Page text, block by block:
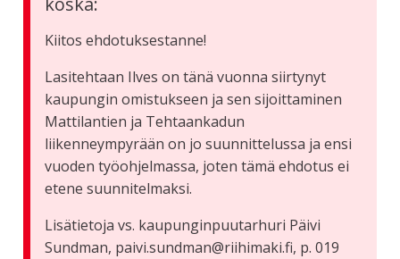
Kiitos ehdotuksestanne!
Lasitehtaan Ilves on tänä vuonna siirtynyt
kaupungin omistukseen ja sen sijoittaminen
Mattilantien ja Tehtaankadun
liikenneympyrään on jo suunnittelussa ja ensi
vuoden työohjelmassa, joten tämä ehdotus ei
etene suunnitelmaksi.
Lisätietoja vs. kaupunginpuutarhuri Päivi
Sundman, paivi.sundman@riihimaki.fi, p. 019